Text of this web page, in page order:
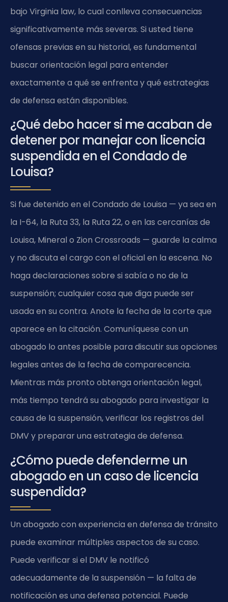
bajo Virginia law, lo cual conlleva consecuencias
significativamente más severas. Si usted tiene
ofensas previas en su historial, es fundamental
buscar orientación legal para entender
exactamente a qué se enfrenta y qué estrategias
de defensa están disponibles.
¿Qué debo hacer si me acaban de
detener por manejar con licencia
suspendida en el Condado de
Louisa?
Si fue detenido en el Condado de Louisa — ya sea en
la I-64, la Ruta 33, la Ruta 22, o en las cercanías de
Louisa, Mineral o Zion Crossroads — guarde la calma
y no discuta el cargo con el oficial en la escena. No
haga declaraciones sobre si sabía o no de la
suspensión; cualquier cosa que diga puede ser
usada en su contra. Anote la fecha de la corte que
aparece en la citación. Comuníquese con un
abogado lo antes posible para discutir sus opciones
legales antes de la fecha de comparecencia.
Mientras más pronto obtenga orientación legal,
más tiempo tendrá su abogado para investigar la
causa de la suspensión, verificar los registros del
DMV y preparar una estrategia de defensa.
¿Cómo puede defenderme un
abogado en un caso de licencia
suspendida?
Un abogado con experiencia en defensa de tránsito
puede examinar múltiples aspectos de su caso.
Puede verificar si el DMV le notificó
adecuadamente de la suspensión — la falta de
notificación es una defensa potencial. Puede